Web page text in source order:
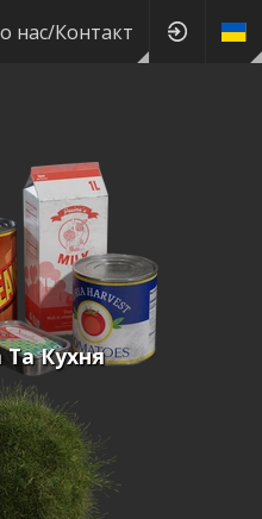
нас/Контакт
Та Кухня